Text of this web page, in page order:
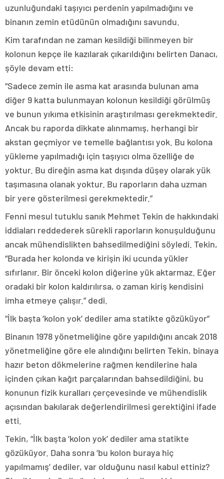
uzunluğundaki taşıyıcı perdenin yapılmadığını ve
binanın zemin etüdünün olmadığını savundu.
Kim tarafından ne zaman kesildiği bilinmeyen bir
kolonun kepçe ile kazılarak çıkarıldığını belirten Danacı,
şöyle devam etti:
“Sadece zemin ile asma kat arasında bulunan ama
diğer 9 katta bulunmayan kolonun kesildiği görülmüş
ve bunun yıkıma etkisinin araştırılması gerekmektedir.
Ancak bu raporda dikkate alınmamış, herhangi bir
akstan geçmiyor ve temelle bağlantısı yok. Bu kolona
yükleme yapılmadığı için taşıyıcı olma özelliğe de
yoktur. Bu direğin asma kat dışında düşey olarak yük
taşımasına olanak yoktur. Bu raporların daha uzman
bir yere gösterilmesi gerekmektedir.”
Fenni mesul tutuklu sanık Mehmet Tekin de hakkındaki
iddiaları reddederek sürekli raporların konuşulduğunu
ancak mühendislikten bahsedilmediğini söyledi. Tekin,
“Burada her kolonda ve kirişin iki ucunda yükler
sıfırlanır. Bir önceki kolon diğerine yük aktarmaz. Eğer
oradaki bir kolon kaldırılırsa, o zaman kiriş kendisini
imha etmeye çalışır.” dedi.
“İlk başta ‘kolon yok’ dediler ama statikte gözüküyor”
Binanın 1978 yönetmeliğine göre yapıldığını ancak 2018
yönetmeliğine göre ele alındığını belirten Tekin, binaya
hazır beton dökmelerine rağmen kendilerine hala
içinden çıkan kağıt parçalarından bahsedildiğini, bu
konunun fizik kuralları çerçevesinde ve mühendislik
açısından bakılarak değerlendirilmesi gerektiğini ifade
etti.
Tekin, “İlk başta ‘kolon yok’ dediler ama statikte
gözüküyor. Daha sonra ‘bu kolon buraya hiç
yapılmamış’ dediler, var olduğunu nasıl kabul ettiniz?